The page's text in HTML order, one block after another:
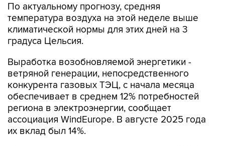
По актуальному прогнозу, средняя
температура воздуха на этой неделе выше
климатической нормы для этих дней на 3
градуса Цельсия.
Выработка возобновляемой энергетики -
ветряной генерации, непосредственного
конкурента газовых ТЭЦ, с начала месяца
обеспечивает в среднем 12% потребностей
региона в электроэнергии, сообщает
ассоциация WindEurope. В августе 2025 года
их вклад был 14%.